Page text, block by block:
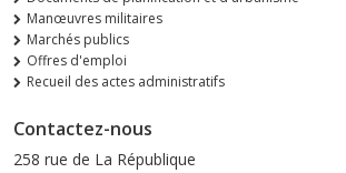
Manœuvres militaires
Marchés publics
Offres d'emploi
Recueil des actes administratifs
Contactez-nous
258 rue de La République